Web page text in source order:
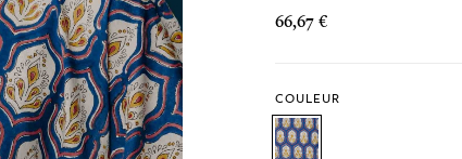
66,67 €
COULEUR